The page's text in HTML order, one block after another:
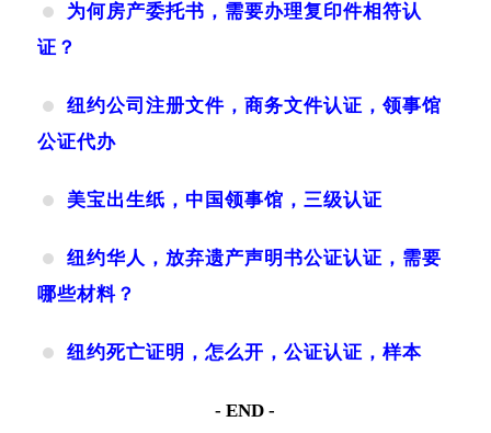
为何房产委托书，需要办理复印件相符认
证？
纽约公司注册文件，商务文件认证，领事馆
公证代办
美宝出生纸，中国领事馆，三级认证
纽约华人，放弃遗产声明书公证认证，需要
哪些材料？
纽约死亡证明，怎么开，公证认证，样本
- END -